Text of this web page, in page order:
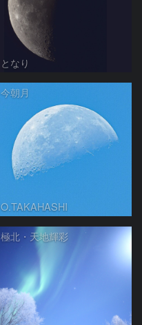
となり
今朝月
O.TAKAHASHI
極北・天地輝彩